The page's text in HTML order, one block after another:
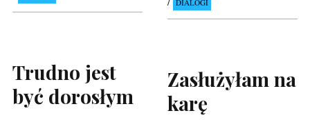
DIALOGI
Trudno jest
być dorosłym
Zasłużyłam na
karę